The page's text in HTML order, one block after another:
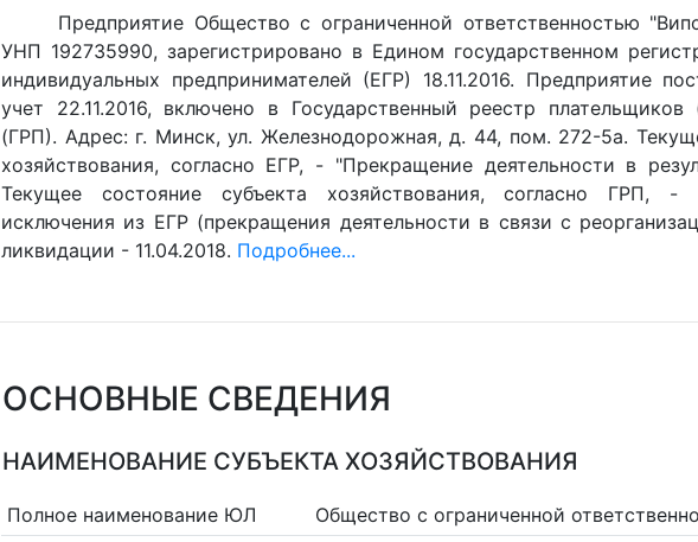
Предприятие Общество с ограниченной ответственностью
УНП 192735990, зарегистрировано в Едином государственном
индивидуальных предпринимателей (ЕГР) 18.11.2016. Предприятие
учет 22.11.2016, включено в Государственный реестр
(ГРП). Адрес: г. Минск, ул. Железнодорожная, д. 44, пом. 272-5а.
хозяйствования, согласно ЕГР, - "Прекращение деятельности в
Текущее состояние субъекта хозяйствования, согласно ГРП, -
исключения из ЕГР (прекращения деятельности в связи с
ликвидации - 11.04.2018. Подробнее...
ОСНОВНЫЕ СВЕДЕНИЯ
НАИМЕНОВАНИЕ СУБЪЕКТА ХОЗЯЙСТВОВАНИЯ
Полное наименование ЮЛ
Общество с ограниченной